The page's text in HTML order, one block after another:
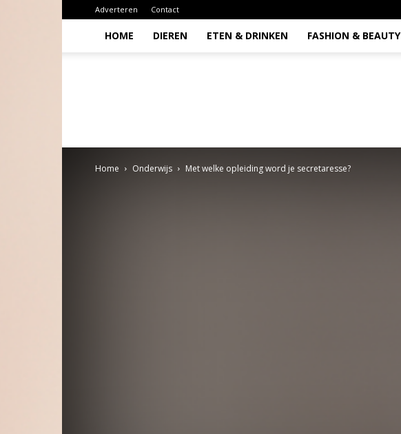
Adverteren Contact
HOME DIEREN ETEN & DRINKEN FASHION & BEAUTY
Home Onderwijs Met welke opleiding word je secretaresse?